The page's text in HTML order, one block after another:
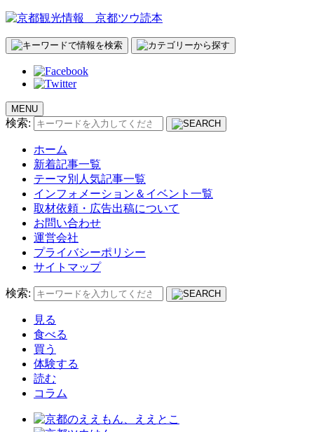
MENU
検索:
ホーム
新着記事一覧
テーマ別人気記事一覧
インフォメーション＆イベント一覧
取材依頼・広告出稿について
お問い合わせ
運営会社
プライバシーポリシー
サイトマップ
検索:
見る
食べる
買う
体験する
読む
コラム